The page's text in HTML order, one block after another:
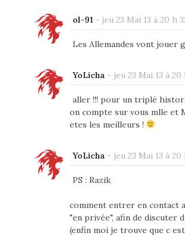
ol-91- jeu 23 Mai 13 à 20 h
Les Allemandes vont jouer
YoLicha- jeu 23 Mai 13 à 20
aller !!! pour un triplé
on compte sur vous mlle et
etes les meilleurs !
YoLicha- jeu 23 Mai 13 à 20
PS : Razik
comment entrer en contact
"en privée", afin de discuter
(enfin moi je trouve que c